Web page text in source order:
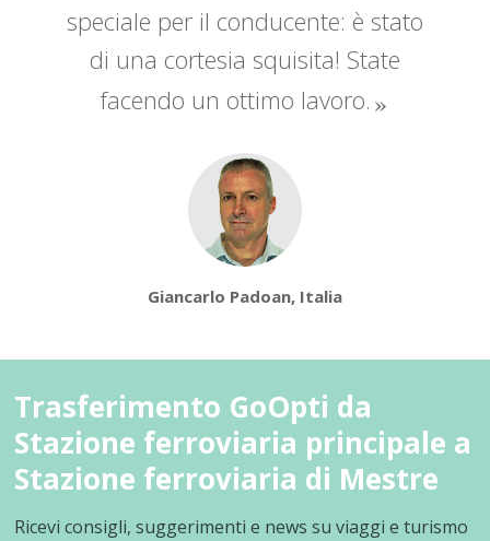
speciale per il conducente: è stato
di una cortesia squisita! State
facendo un ottimo lavoro.
Giancarlo Padoan, Italia
Trasferimento GoOpti da
Stazione ferroviaria principale a
Stazione ferroviaria di Mestre
Ricevi consigli, suggerimenti e news su viaggi e turismo